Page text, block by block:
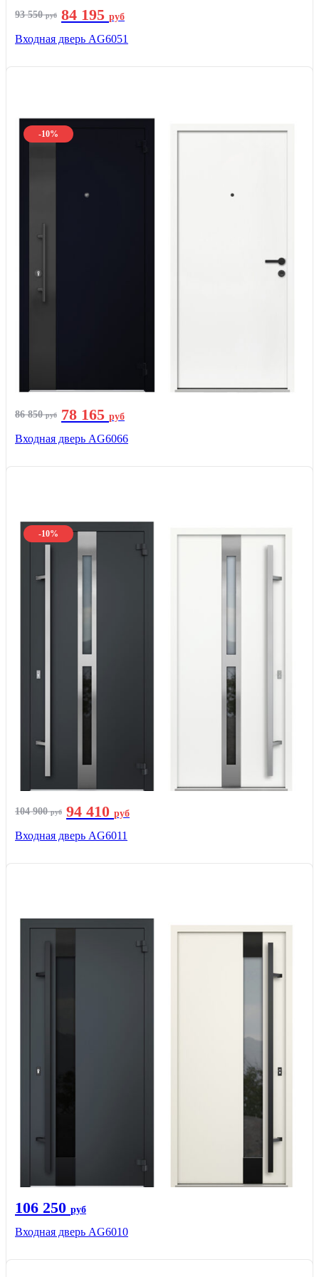
93 550руб 84 195 руб
Входная дверь AG6051
-10%
86 850руб 78 165 руб
Входная дверь AG6066
-10%
104 900руб 94 410 руб
Входная дверь AG6011
106 250 руб
Входная дверь AG6010